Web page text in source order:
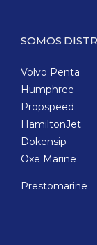
SOMOS
Volvo Penta
Humphree
Propspeed
HamiltonJet
Dokensip
Oxe Marine
Prestomarine